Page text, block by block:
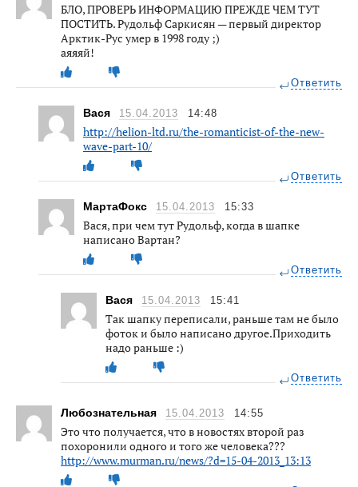
БЛО, ПРОВЕРЬ ИНФОРМАЦИЮ ПРЕЖДЕ ЧЕМ ТУТ
ПОСТИТЬ. Рудольф Саркисян — первый директор
Арктик-Рус умер в 1998 году ;)
аяяяй!
Ответить
Вася 15.04.2013 14:48
http://helion-ltd.ru/the-romanticist-of-the-new-
wave-part-10/
Ответить
МартаФокс 15.04.2013 15:33
Вася, при чем тут Рудольф, когда в шапке
написано Вартан?
Ответить
Вася 15.04.2013 15:41
Так шапку переписали, раньше там не было
фоток и было написано другое.Приходить
надо раньше :)
Ответить
Любознательная 15.04.2013 14:55
Это что получается, что в новостях второй раз
похоронили одного и того же человека???
http://www.murman.ru/news/?d=15-04-2013_13:13